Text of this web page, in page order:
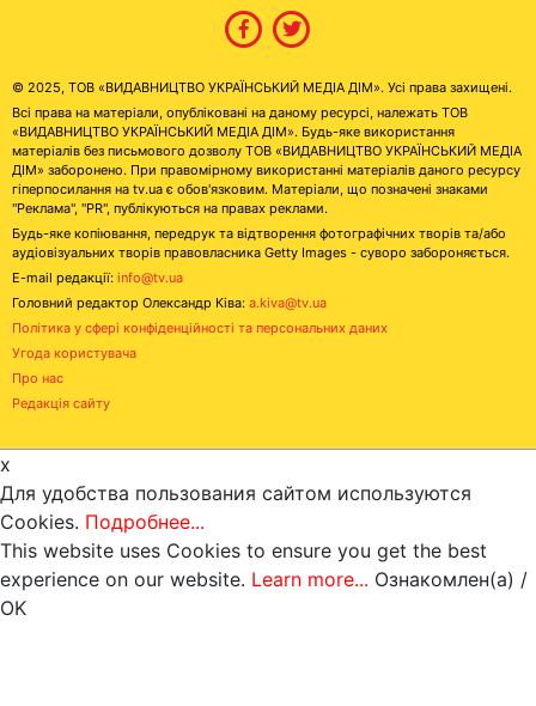
© 2025, ТОВ «ВИДАВНИЦТВО УКРАЇНСЬКИЙ МЕДІА ДІМ». Усі права захищені.
Всі права на матеріали, опубліковані на даному ресурсі, належать ТОВ
«ВИДАВНИЦТВО УКРАЇНСЬКИЙ МЕДІА ДІМ». Будь-яке використання
матеріалів без письмового дозволу ТОВ «ВИДАВНИЦТВО УКРАЇНСЬКИЙ МЕДІА
ДІМ» заборонено. При правомірному використанні матеріалів даного ресурсу
гіперпосилання на tv.ua є обов'язковим. Матеріали, що позначені знаками
"Реклама", "PR", публікуються на правах реклами.
Будь-яке копіювання, передрук та відтворення фотографічних творів та/або
аудіовізуальних творів правовласника Getty Images - суворо забороняється.
E-mail редакції: info@tv.ua
Головний редактор Олександр Ківа: a.kiva@tv.ua
Політика у сфері конфіденційності та персональних даних
Угода користувача
Про нас
Редакція сайту
x
Для удобства пользования сайтом используются
Cookies. Подробнее...
This website uses Cookies to ensure you get the best
experience on our website. Learn more... Ознакомлен(а) /
OK